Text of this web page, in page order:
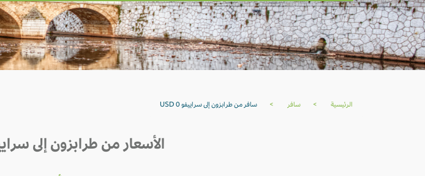
الرئيسية > سافر > سافر من طرابزون إلى سراييفو USD 0
الأسعار من طرابزون إلى سراييفو خلال